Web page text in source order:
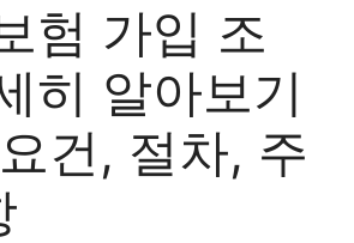
험 가입 조
히 알아보기
요건, 절차, 주